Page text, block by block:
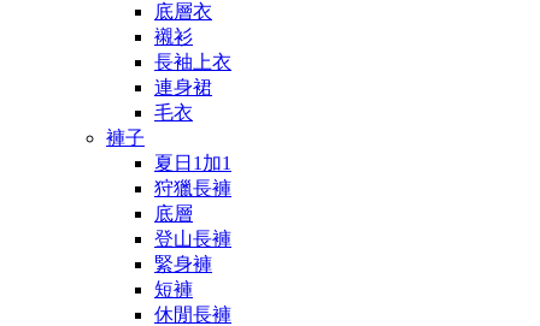
底層衣
襯衫
長袖上衣
連身裙
毛衣
褲子
夏日1加1
狩獵長褲
底層
登山長褲
緊身褲
短褲
休閒長褲